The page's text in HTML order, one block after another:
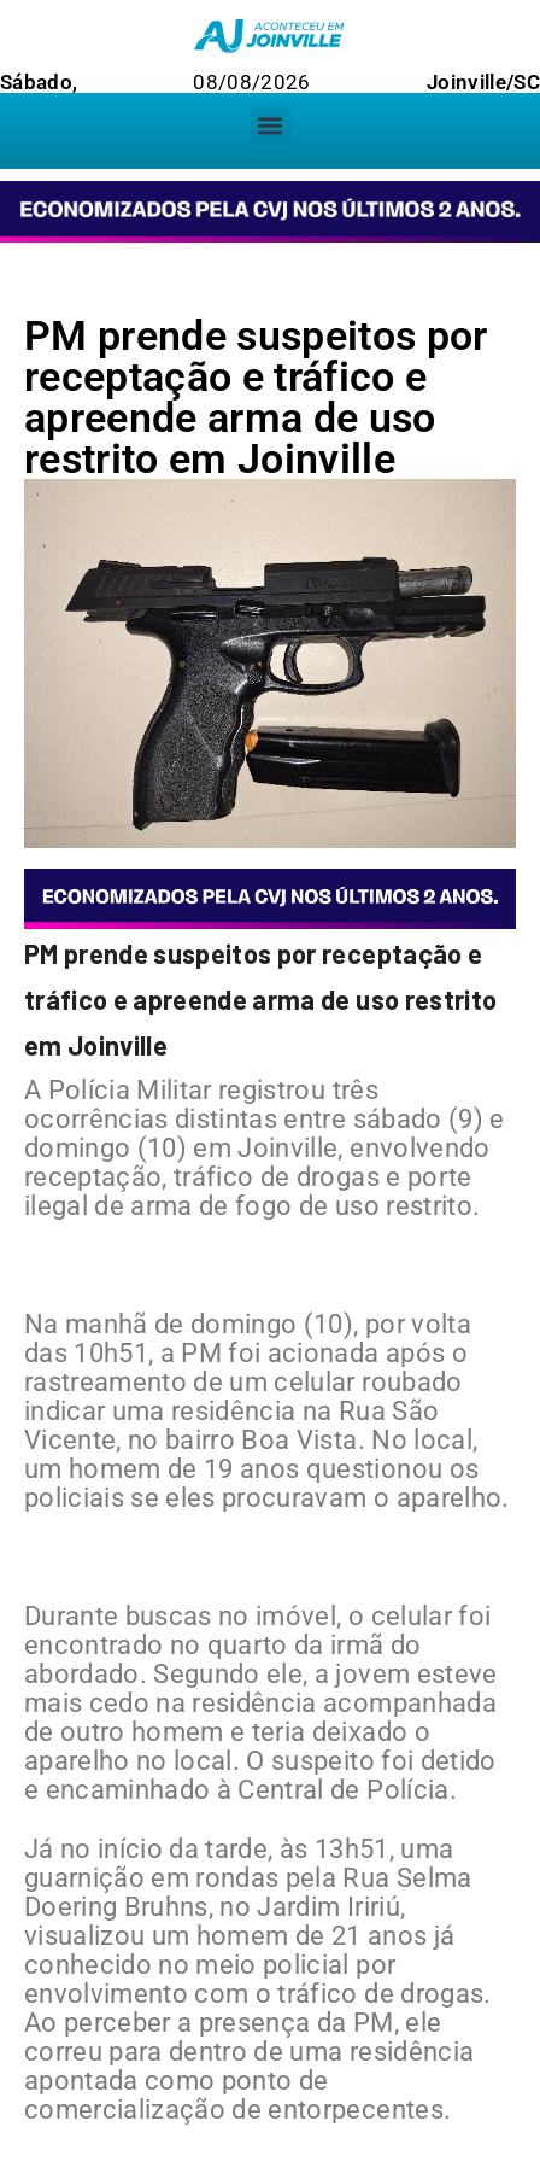
Sábado, 08/08/2026 Joinville/SC
PM prende suspeitos por
receptação e tráfico e
apreende arma de uso
restrito em Joinville
PM prende suspeitos por receptação e
tráfico e apreende arma de uso restrito
em Joinville
A Polícia Militar registrou três
ocorrências distintas entre sábado (9) e
domingo (10) em Joinville, envolvendo
receptação, tráfico de drogas e porte
ilegal de arma de fogo de uso restrito.
Na manhã de domingo (10), por volta
das 10h51, a PM foi acionada após o
rastreamento de um celular roubado
indicar uma residência na Rua São
Vicente, no bairro Boa Vista. No local,
um homem de 19 anos questionou os
policiais se eles procuravam o aparelho.
Durante buscas no imóvel, o celular foi
encontrado no quarto da irmã do
abordado. Segundo ele, a jovem esteve
mais cedo na residência acompanhada
de outro homem e teria deixado o
aparelho no local. O suspeito foi detido
e encaminhado à Central de Polícia.
Já no início da tarde, às 13h51, uma
guarnição em rondas pela Rua Selma
Doering Bruhns, no Jardim Iririú,
visualizou um homem de 21 anos já
conhecido no meio policial por
envolvimento com o tráfico de drogas.
Ao perceber a presença da PM, ele
correu para dentro de uma residência
apontada como ponto de
comercialização de entorpecentes.